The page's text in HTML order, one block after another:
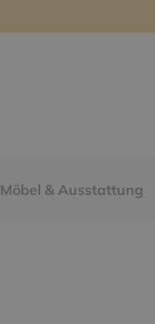
Möbel & Ausstattung